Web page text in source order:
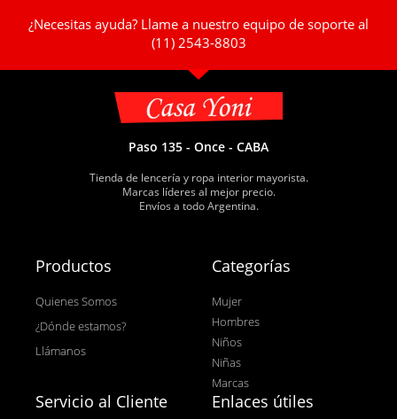
¿Necesitas ayuda? Llame a nuestro equipo de soporte al
(11) 2543-8803
Paso 135 - Once - CABA
Tienda de lencería y ropa interior mayorista.
Marcas líderes al mejor precio.
Envíos a todo Argentina.
Productos
Quienes Somos
¿Dónde estamos?
Llámanos
Categorías
Mujer
Hombres
Niños
Niñas
Marcas
Servicio al Cliente Enlaces útiles